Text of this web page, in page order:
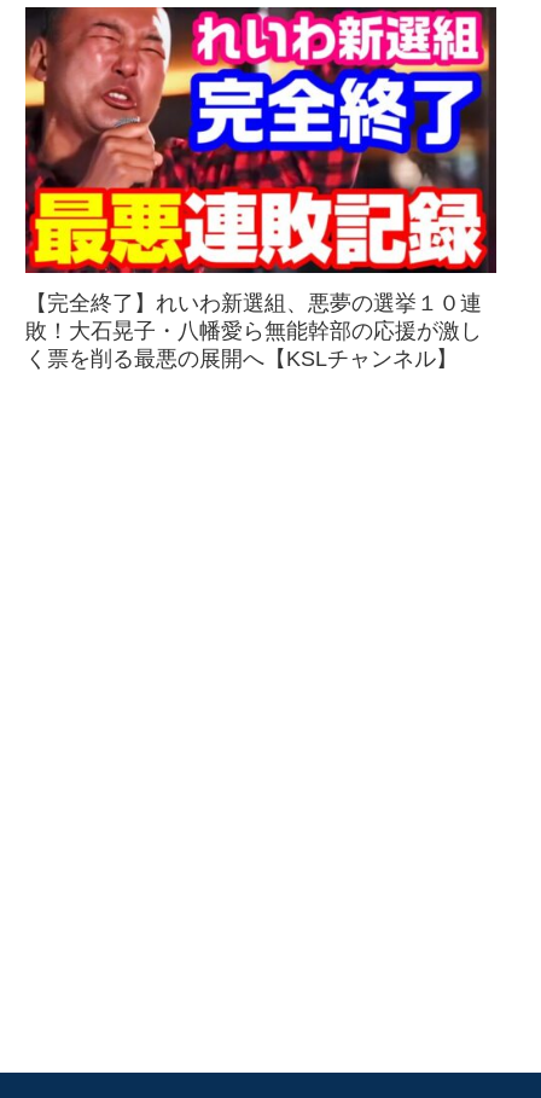
【完全終了】れいわ新選組、悪夢の選挙１０連
敗！大石晃子・八幡愛ら無能幹部の応援が激し
く票を削る最悪の展開へ【KSLチャンネル】